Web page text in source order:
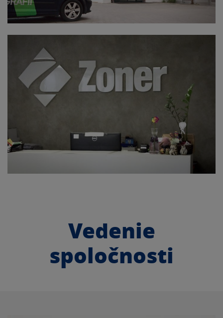
Vedenie
spoločnosti